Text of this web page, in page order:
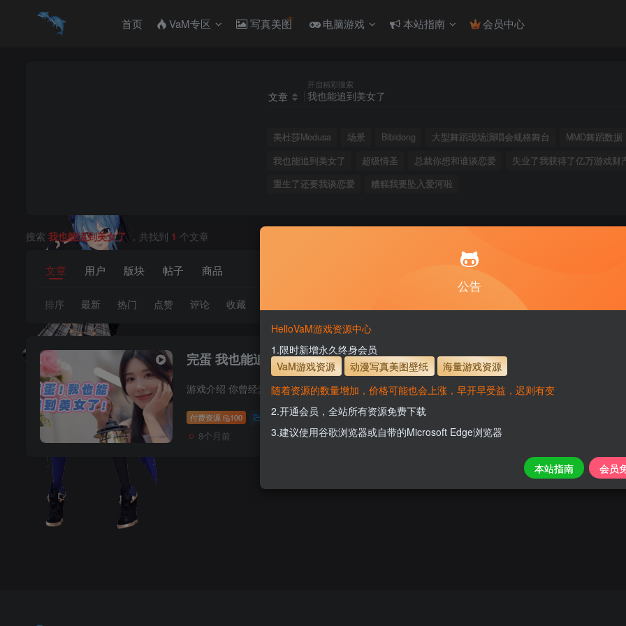
首页 VaM专区 写真美图 电脑游戏 本站指南 会员中心
文章
开启精彩搜索
美杜莎Medusa 场景 Bibidong 大型舞蹈现场演唱会规格舞台
MMD舞蹈数据
我也能追到美女了
超级情圣 总裁你想和谁谈恋爱
失业了我获得了亿万游戏财
重生了还要我谈恋爱
糟糕我要坠入爱河啦
搜索 我也能追到美女了 ，共找到 1 个文章
文章 用户 版块 帖子 商品
排序 最新 热门 点赞 评论 收藏
完蛋 我也能追到美女了
游戏介绍 你曾经梦想过在电影或电视剧中体验恋爱生活吗？想感受主角的喜怒哀乐，参与改变剧情走向吗？从相识到相爱，再到争吵和抉择，你都是如何选择的？如果，能给你“再来一次”的机会你又该...
付费资源 100 积分资源 角色扮演
8个月前 0 125 10
公告
HelloVaM游戏资源中心
1.限时新增永久终身会员
VaM游戏资源
动漫写真美图壁纸
海量游戏资源
随着资源的数量增加，价格可能也会上涨，早开早受益，迟则有变
2.开通会员，全站所有资源免费下载
3.建议使用谷歌浏览器或自带的Microsoft Edge浏览器
本站指南 会员